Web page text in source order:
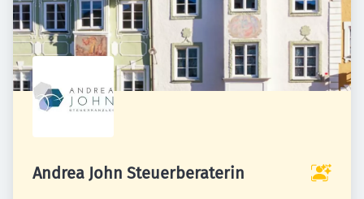
Andrea John Steuerberaterin